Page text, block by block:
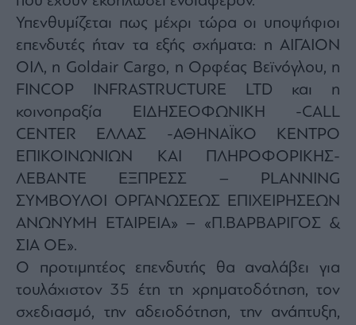
Υπενθυμίζεται πως μέχρι τώρα οι υποψήφιοι
επενδυτές ήταν τα εξής σχήματα: η ΑΙΓΑΙΟΝ
ΟΙΛ, η Goldair Cargo, η Ορφέας Βεϊνόγλου, η
FINCOP INFRASTRUCTURE LTD και η
κοινοπραξία ΕΙΔΗΣΕΟΦΩΝΙΚΗ -CALL
CENTER ΕΛΛΑΣ -ΑΘΗΝΑΪΚΟ ΚΕΝΤΡΟ
ΕΠΙΚΟΙΝΩΝΙΩΝ ΚΑΙ ΠΛΗΡΟΦΟΡΙΚΗΣ-
ΛΕΒΑΝΤΕ ΕΞΠΡΕΣΣ – PLANNING
ΣΥΜΒΟΥΛΟΙ ΟΡΓΑΝΩΣΕΩΣ ΕΠΙΧΕΙΡΗΣΕΩΝ
ΑΝΩΝΥΜΗ ΕΤΑΙΡΕΙΑ» – «Π.ΒΑΡΒΑΡΙΓΟΣ &
ΣΙΑ ΟΕ».
Ο προτιμητέος επενδυτής θα αναλάβει για
τουλάχιστον 35 έτη τη χρηματοδότηση, τον
σχεδιασμό, την αδειοδότηση, την ανάπτυξη,